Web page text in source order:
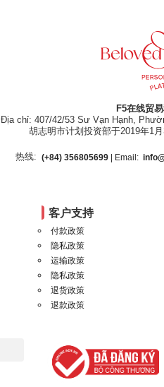
F5在线贸
Địa chỉ: 407/42/53 Sư Vạn Hạnh,
胡志明市计划投资部于2019年1
热线: (+84) 356805699| Email:
客户支持
付款政策
隐私政策
运输政策
隐私政策
退货政策
退款政策